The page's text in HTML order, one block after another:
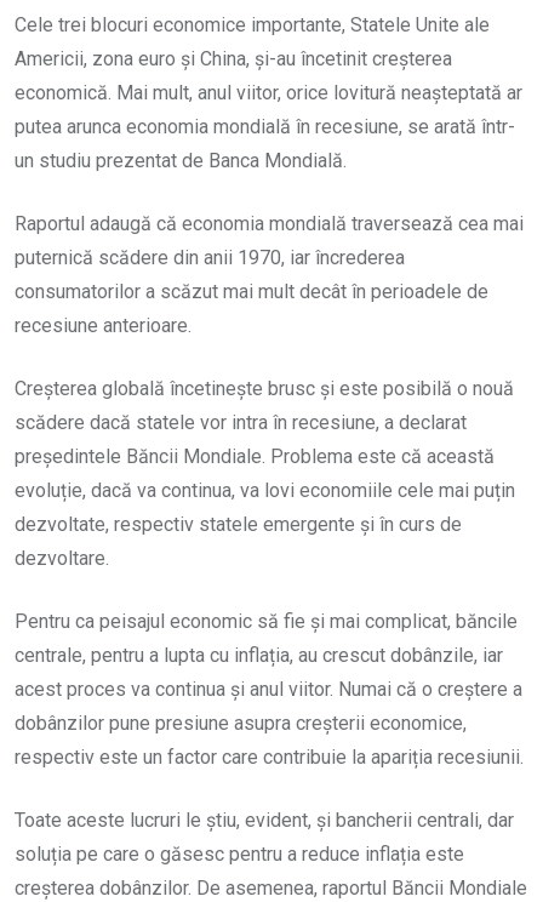
Cele trei blocuri economice importante, Statele Unite ale
Americii, zona euro și China, și-au încetinit creșterea
economică. Mai mult, anul viitor, orice lovitură neașteptată ar
putea arunca economia mondială în recesiune, se arată într-
un studiu prezentat de Banca Mondială.
Raportul adaugă că economia mondială traversează cea mai
puternică scădere din anii 1970, iar încrederea
consumatorilor a scăzut mai mult decât în perioadele de
recesiune anterioare.
Creșterea globală încetinește brusc și este posibilă o nouă
scădere dacă statele vor intra în recesiune, a declarat
președintele Băncii Mondiale. Problema este că această
evoluție, dacă va continua, va lovi economiile cele mai puțin
dezvoltate, respectiv statele emergente și în curs de
dezvoltare.
Pentru ca peisajul economic să fie și mai complicat, băncile
centrale, pentru a lupta cu inflația, au crescut dobânzile, iar
acest proces va continua și anul viitor. Numai că o creștere a
dobânzilor pune presiune asupra creșterii economice,
respectiv este un factor care contribuie la apariția recesiunii.
Toate aceste lucruri le știu, evident, și bancherii centrali, dar
soluția pe care o găsesc pentru a reduce inflația este
creșterea dobânzilor. De asemenea, raportul Băncii Mondiale